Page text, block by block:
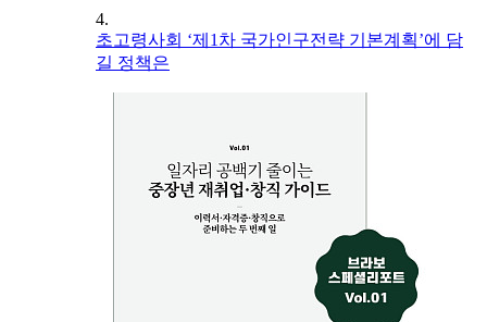
4.
초고령사회 ‘제1차 국가인구전략 기본계획’에 담
길 정책은